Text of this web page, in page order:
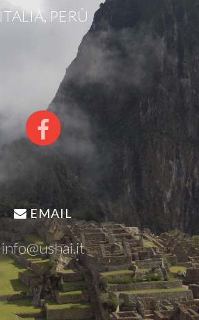
ITALIA, PERÙ
EMAIL
info@ushai.it